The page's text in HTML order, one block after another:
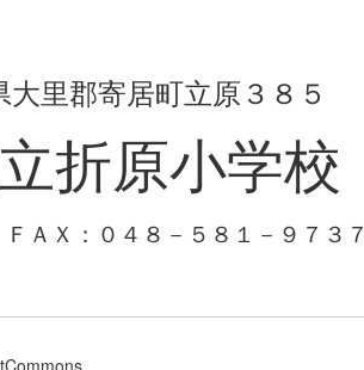
里郡寄居町立原３８５
折原小学校
ＦＡＸ：０４８－５８１－９７３７